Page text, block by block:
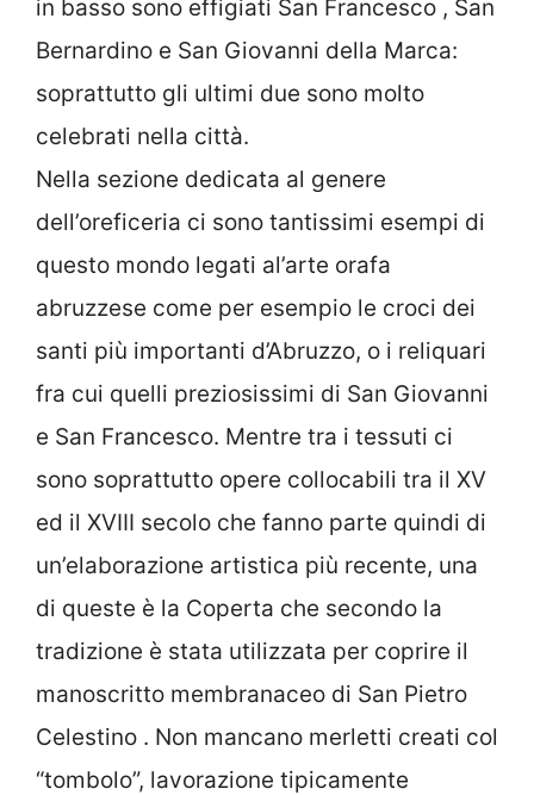
in basso sono effigiati San Francesco , San
Bernardino e San Giovanni della Marca:
soprattutto gli ultimi due sono molto
celebrati nella città.
Nella sezione dedicata al genere
dell’oreficeria ci sono tantissimi esempi di
questo mondo legati al’arte orafa
abruzzese come per esempio le croci dei
santi più importanti d’Abruzzo, o i reliquari
fra cui quelli preziosissimi di San Giovanni
e San Francesco. Mentre tra i tessuti ci
sono soprattutto opere collocabili tra il XV
ed il XVIII secolo che fanno parte quindi di
un’elaborazione artistica più recente, una
di queste è la Coperta che secondo la
tradizione è stata utilizzata per coprire il
manoscritto membranaceo di San Pietro
Celestino . Non mancano merletti creati col
“tombolo”, lavorazione tipicamente